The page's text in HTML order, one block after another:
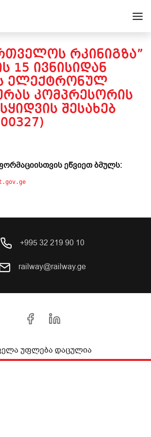
ᲠᲙᲘᲜᲘᲒᲖᲐ”
15 ᲘᲕᲜᲘᲡᲘᲓᲐᲜ
ᲔᲚᲔᲥᲢᲠᲝᲜᲣᲚ
ᲙᲝᲛᲞᲠᲔᲡᲝᲠᲘᲡ
ᲨᲔᲡᲐᲮᲔᲑ
ეწვიეთ ბმულს:
+995 32 219 90 10
railway@railway.ge
უფლება დაცულია